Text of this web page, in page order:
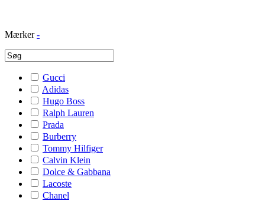
Mærker -
Gucci
Adidas
Hugo Boss
Ralph Lauren
Prada
Burberry
Tommy Hilfiger
Calvin Klein
Dolce & Gabbana
Lacoste
Chanel